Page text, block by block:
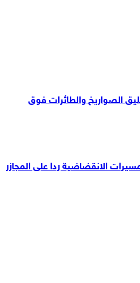
الصواريخ والطائرات فوق
الانقضاضية ردا على المجازر